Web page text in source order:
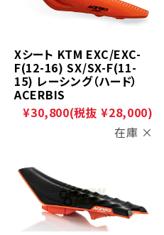
Xシート KTM EXC/EXC-
F(12-16) SX/SX-F(11-
15) レーシング（ハード）
ACERBIS
¥30,800(税抜 ¥28,000)
在庫 ×